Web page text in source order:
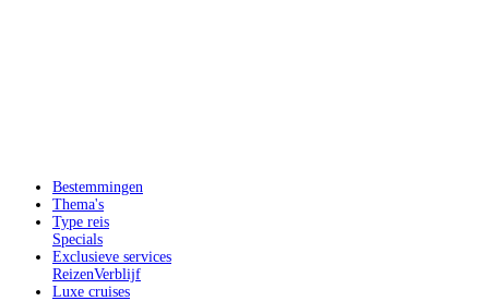
Bestemmingen
Thema's
Type reis
Specials
Exclusieve services
ReizenVerblijf
Luxe cruises